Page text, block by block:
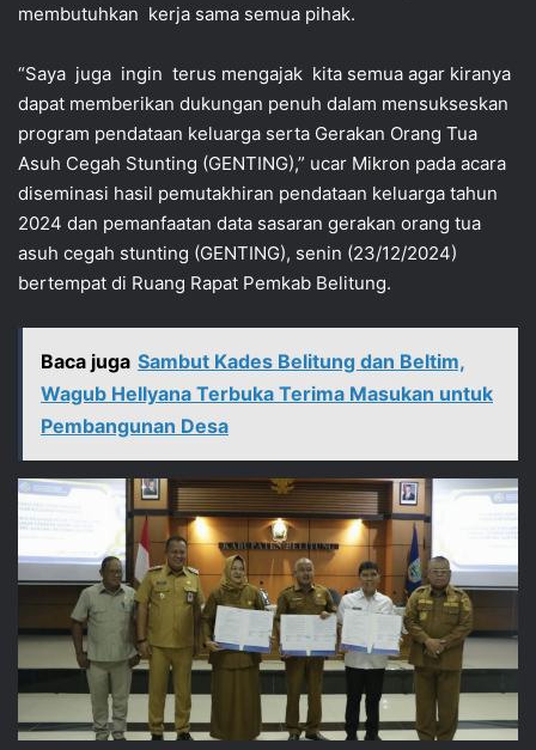
membutuhkan kerja sama semua pihak.
“Saya juga ingin terus mengajak kita semua agar kiranya
dapat memberikan dukungan penuh dalam mensukseskan
program pendataan keluarga serta Gerakan Orang Tua
Asuh Cegah Stunting (GENTING),” ucar Mikron pada acara
diseminasi hasil pemutakhiran pendataan keluarga tahun
2024 dan pemanfaatan data sasaran gerakan orang tua
asuh cegah stunting (GENTING), senin (23/12/2024)
bertempat di Ruang Rapat Pemkab Belitung.
Baca juga Sambut Kades Belitung dan Beltim,
Wagub Hellyana Terbuka Terima Masukan untuk
Pembangunan Desa